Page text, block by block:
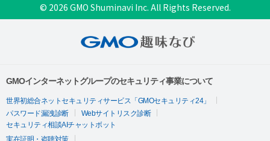
© 2026 GMO Shuminavi Inc. All Rights Reserved.